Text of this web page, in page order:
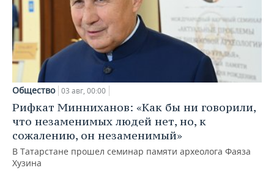
Общество 03 авг, 00:00
Рифкат Минниханов: «Как бы ни говорили,
что незаменимых людей нет, но, к
сожалению, он незаменимый»
В Татарстане прошел семинар памяти археолога Фаяза
Хузина